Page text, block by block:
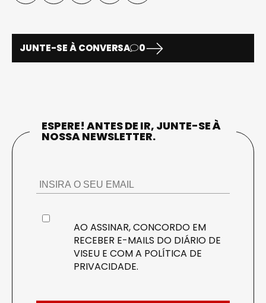
JUNTE-SE À CONVERSA 0
ESPERE! ANTES DE IR, JUNTE-SE À
NOSSA NEWSLETTER.
AO ASSINAR, CONCORDO EM
RECEBER E-MAILS DO DIÁRIO DE
VISEU E COM A POLÍTICA DE
PRIVACIDADE.